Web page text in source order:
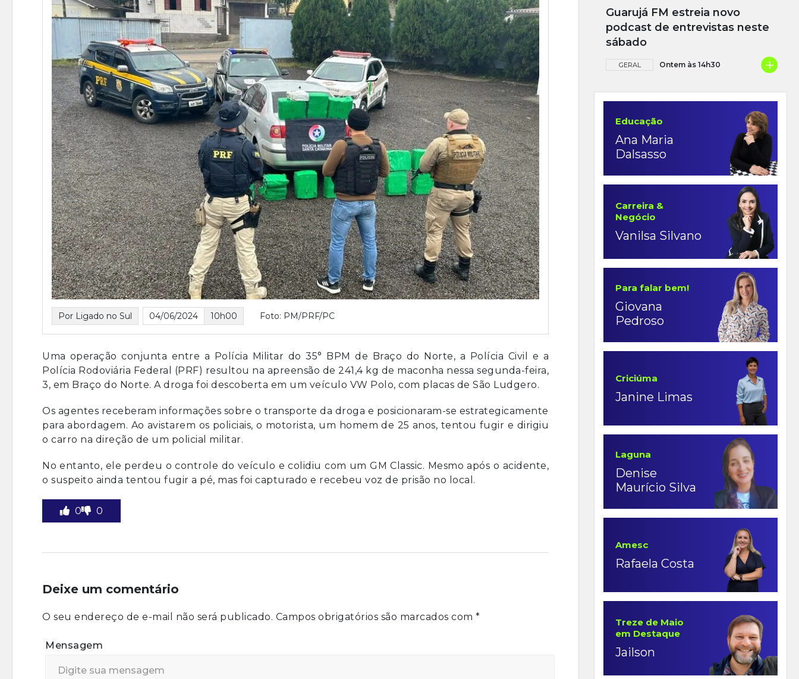
Por Ligado no Sul 04/06/2024 10h00 Foto: PM/PRF/PC
Uma operação conjunta entre a Polícia Militar do 35° BPM de Braço do Norte, a Polícia Civil e a
Polícia Rodoviária Federal (PRF) resultou na apreensão de 241,4 kg de maconha nessa segunda-feira,
3, em Braço do Norte. A droga foi descoberta em um veículo VW Polo, com placas de São Ludgero.
Os agentes receberam informações sobre o transporte da droga e posicionaram-se estrategicamente
para abordagem. Ao avistarem os policiais, o motorista, um homem de 25 anos, tentou fugir e dirigiu
o carro na direção de um policial militar.
No entanto, ele perdeu o controle do veículo e colidiu com um GM Classic. Mesmo após o acidente,
o suspeito ainda tentou fugir a pé, mas foi capturado e recebeu voz de prisão no local.
0 0
Deixe um comentário
O seu endereço de e-mail não será publicado. Campos obrigatórios são marcados com *
Mensagem
Guarujá FM estreia novo
podcast de entrevistas neste
sábado
GERAL Ontem às 14h30 +
Educação
Ana Maria
Dalsasso
Carreira &
Negócio
Vanilsa Silvano
Para falar bem!
Giovana
Pedroso
Criciúma
Janine Limas
Laguna
Denise
Maurício Silva
Amesc
Rafaela Costa
Treze de Maio
em Destaque
Jailson